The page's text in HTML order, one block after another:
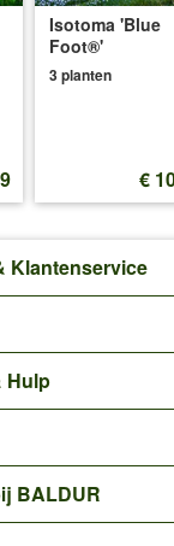
Isotoma 'Blue
Foot®'
3 planten
€
Klantenservice
Hulp
BALDUR